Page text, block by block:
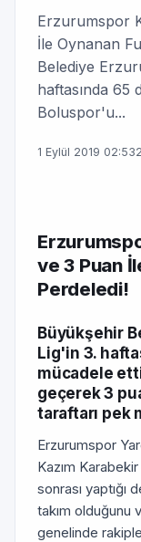
Erzurumspor
İle Oynanan
Belediye
haftasında 65
Boluspor'u...
1 Eylül 2019 02:53
ve 3 Puan
Perdeledi!
Büyükşehir
Lig'in 3.
mücadele
geçerek 3
taraftarı pek
Erzurumspor
Kazım
sonrası
takım olduğunu
genelinde